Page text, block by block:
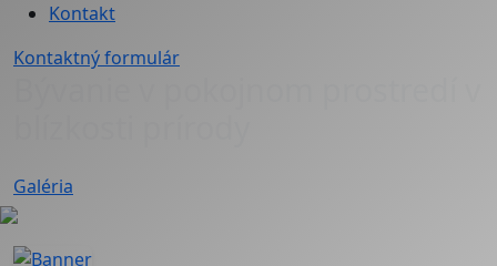
Kontakt
Kontaktný formulár
Galéria